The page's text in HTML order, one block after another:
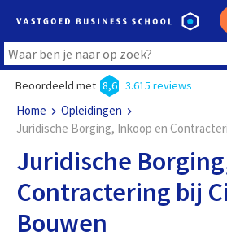
Beoordeeld met 8,6 3.615 reviews
Home
Opleidingen
Juridische Borging, Inkoop en
Juridische
Contractering bij
Bouwen